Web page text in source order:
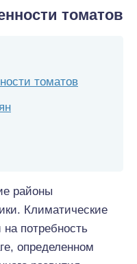
томатов
томатов
районы
Климатические
потребность
определенном